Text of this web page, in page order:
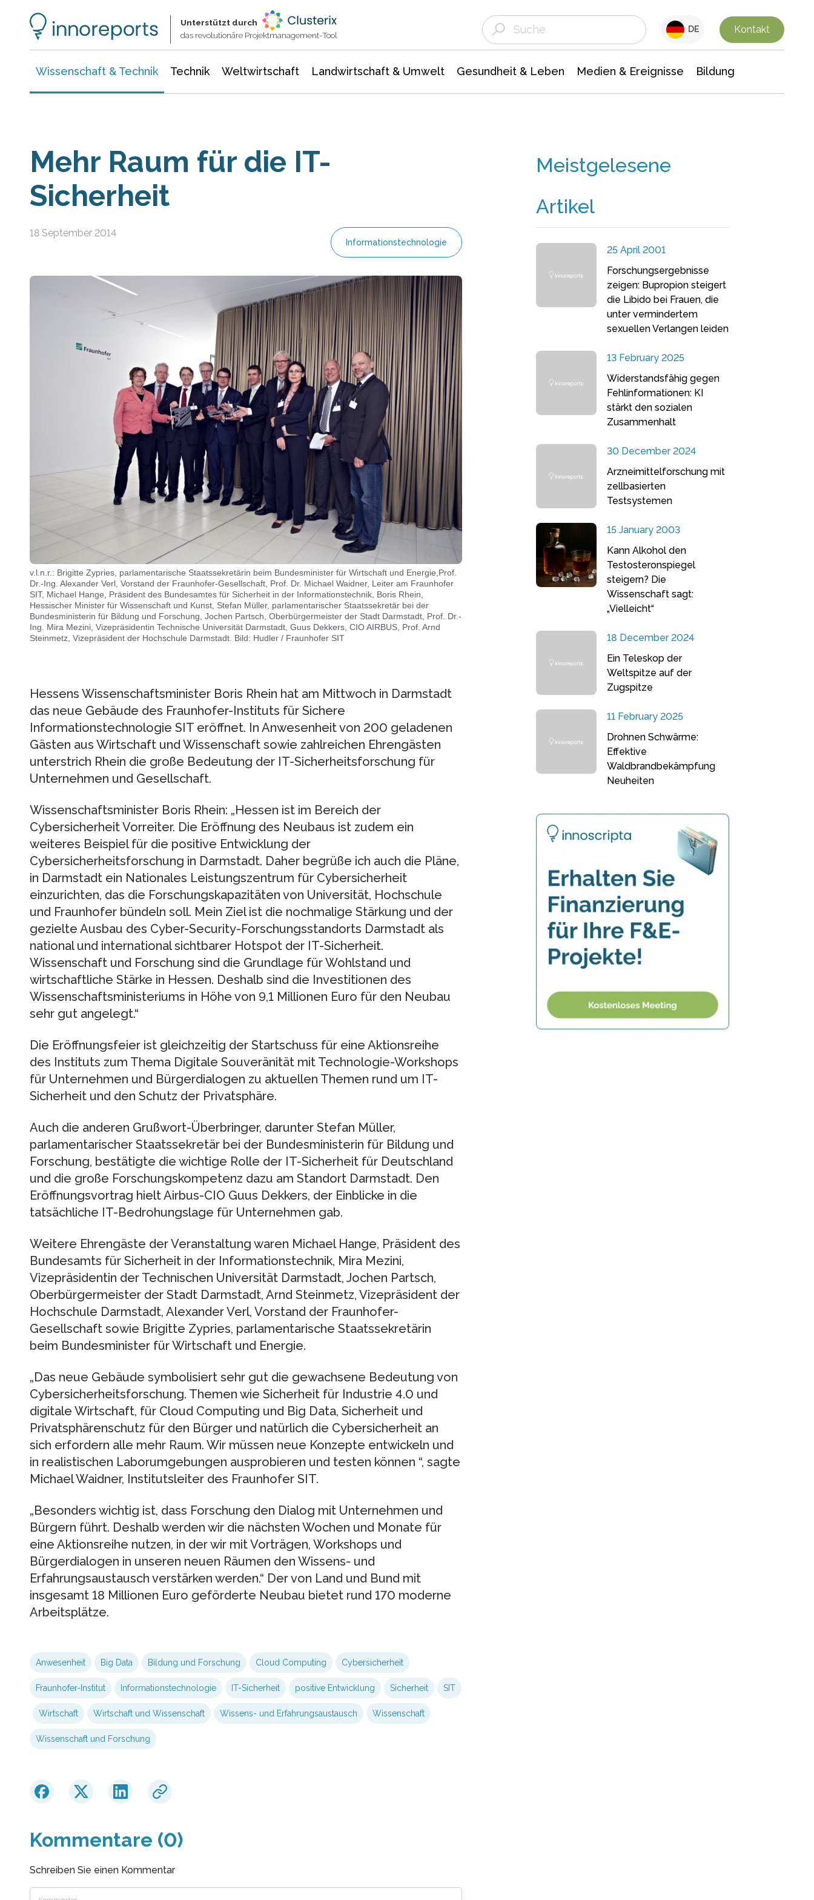
Unterstützt durch
das revolutionäre Projektmanagement-Tool
DE Kontakt
Wissenschaft & Technik Technik Weltwirtschaft Landwirtschaft & Umwelt Gesundheit & Leben Medien & Ereignisse Bildung
Mehr Raum für die IT-
Sicherheit
18 September 2014
Informationstechnologie
v.l.n.r.: Brigitte Zypries, parlamentarische Staatssekretärin beim Bundesminister für Wirtschaft und Energie,Prof.
Dr.-Ing. Alexander Verl, Vorstand der Fraunhofer-Gesellschaft, Prof. Dr. Michael Waidner, Leiter am Fraunhofer
SIT, Michael Hange, Präsident des Bundesamtes für Sicherheit in der Informationstechnik, Boris Rhein,
Hessischer Minister für Wissenschaft und Kunst, Stefan Müller, parlamentarischer Staatssekretär bei der
Bundesministerin für Bildung und Forschung, Jochen Partsch, Oberbürgermeister der Stadt Darmstadt, Prof. Dr.-
Ing. Mira Mezini, Vizepräsidentin Technische Universität Darmstadt, Guus Dekkers, CIO AIRBUS, Prof. Arnd
Steinmetz, Vizepräsident der Hochschule Darmstadt. Bild: Hudler / Fraunhofer SIT
Hessens Wissenschaftsminister Boris Rhein hat am Mittwoch in Darmstadt
das neue Gebäude des Fraunhofer-Instituts für Sichere
Informationstechnologie SIT eröffnet. In Anwesenheit von 200 geladenen
Gästen aus Wirtschaft und Wissenschaft sowie zahlreichen Ehrengästen
unterstrich Rhein die große Bedeutung der IT-Sicherheitsforschung für
Unternehmen und Gesellschaft.
Wissenschaftsminister Boris Rhein: „Hessen ist im Bereich der
Cybersicherheit Vorreiter. Die Eröffnung des Neubaus ist zudem ein
weiteres Beispiel für die positive Entwicklung der
Cybersicherheitsforschung in Darmstadt. Daher begrüße ich auch die Pläne,
in Darmstadt ein Nationales Leistungszentrum für Cybersicherheit
einzurichten, das die Forschungskapazitäten von Universität, Hochschule
und Fraunhofer bündeln soll. Mein Ziel ist die nochmalige Stärkung und der
gezielte Ausbau des Cyber-Security-Forschungsstandorts Darmstadt als
national und international sichtbarer Hotspot der IT-Sicherheit.
Wissenschaft und Forschung sind die Grundlage für Wohlstand und
wirtschaftliche Stärke in Hessen. Deshalb sind die Investitionen des
Wissenschaftsministeriums in Höhe von 9,1 Millionen Euro für den Neubau
sehr gut angelegt.“
Die Eröffnungsfeier ist gleichzeitig der Startschuss für eine Aktionsreihe
des Instituts zum Thema Digitale Souveränität mit Technologie-Workshops
für Unternehmen und Bürgerdialogen zu aktuellen Themen rund um IT-
Sicherheit und den Schutz der Privatsphäre.
Auch die anderen Grußwort-Überbringer, darunter Stefan Müller,
parlamentarischer Staatssekretär bei der Bundesministerin für Bildung und
Forschung, bestätigte die wichtige Rolle der IT-Sicherheit für Deutschland
und die große Forschungskompetenz dazu am Standort Darmstadt. Den
Eröffnungsvortrag hielt Airbus-CIO Guus Dekkers, der Einblicke in die
tatsächliche IT-Bedrohungslage für Unternehmen gab.
Weitere Ehrengäste der Veranstaltung waren Michael Hange, Präsident des
Bundesamts für Sicherheit in der Informationstechnik, Mira Mezini,
Vizepräsidentin der Technischen Universität Darmstadt, Jochen Partsch,
Oberbürgermeister der Stadt Darmstadt, Arnd Steinmetz, Vizepräsident der
Hochschule Darmstadt, Alexander Verl, Vorstand der Fraunhofer-
Gesellschaft sowie Brigitte Zypries, parlamentarische Staatssekretärin
beim Bundesminister für Wirtschaft und Energie.
„Das neue Gebäude symbolisiert sehr gut die gewachsene Bedeutung von
Cybersicherheitsforschung. Themen wie Sicherheit für Industrie 4.0 und
digitale Wirtschaft, für Cloud Computing und Big Data, Sicherheit und
Privatsphärenschutz für den Bürger und natürlich die Cybersicherheit an
sich erfordern alle mehr Raum. Wir müssen neue Konzepte entwickeln und
in realistischen Laborumgebungen ausprobieren und testen können “, sagte
Michael Waidner, Institutsleiter des Fraunhofer SIT.
„Besonders wichtig ist, dass Forschung den Dialog mit Unternehmen und
Bürgern führt. Deshalb werden wir die nächsten Wochen und Monate für
eine Aktionsreihe nutzen, in der wir mit Vorträgen, Workshops und
Bürgerdialogen in unseren neuen Räumen den Wissens- und
Erfahrungsaustausch verstärken werden.“ Der von Land und Bund mit
insgesamt 18 Millionen Euro geförderte Neubau bietet rund 170 moderne
Arbeitsplätze.
Anwesenheit Big Data Bildung und Forschung Cloud Computing Cybersicherheit
Fraunhofer-Institut Informationstechnologie IT-Sicherheit positive Entwicklung Sicherheit SIT
Wirtschaft Wirtschaft und Wissenschaft Wissens- und Erfahrungsaustausch Wissenschaft
Wissenschaft und Forschung
Kommentare (0)
Schreiben Sie einen Kommentar
Meistgelesene
Artikel
25 April 2001
Forschungsergebnisse
zeigen: Bupropion steigert
die Libido bei Frauen, die
unter vermindertem
sexuellen Verlangen leiden
13 February 2025
Widerstandsfähig gegen
Fehlinformationen: KI
stärkt den sozialen
Zusammenhalt
30 December 2024
Arzneimittelforschung mit
zellbasierten
Testsystemen
15 January 2003
Kann Alkohol den
Testosteronspiegel
steigern? Die
Wissenschaft sagt:
„Vielleicht“
18 December 2024
Ein Teleskop der
Weltspitze auf der
Zugspitze
11 February 2025
Drohnen Schwärme:
Effektive
Waldbrandbekämpfung
Neuheiten